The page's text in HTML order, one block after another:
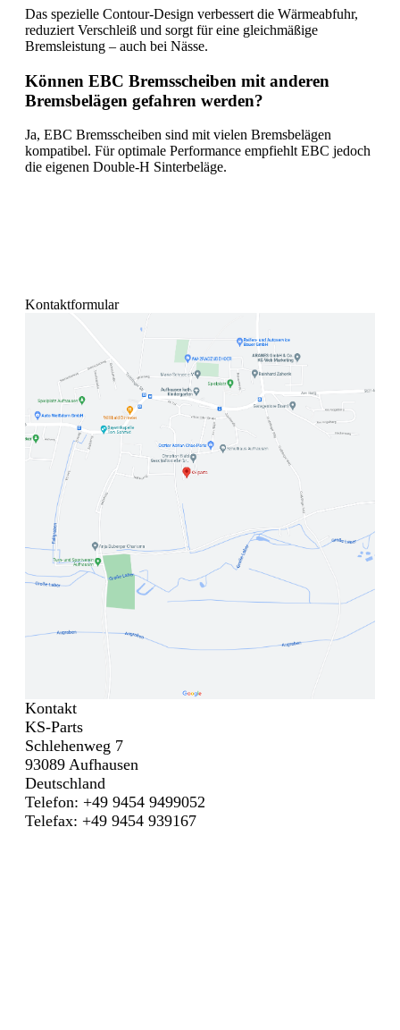
Das spezielle Contour-Design verbessert die Wärmeabfuhr,
reduziert Verschleiß und sorgt für eine gleichmäßige
Bremsleistung – auch bei Nässe.
Können EBC Bremsscheiben mit anderen
Bremsbelägen gefahren werden?
Ja, EBC Bremsscheiben sind mit vielen Bremsbelägen
kompatibel. Für optimale Performance empfiehlt EBC jedoch
die eigenen Double-H Sinterbeläge.
Kontaktformular
Kontakt
KS-Parts
Schlehenweg 7
93089 Aufhausen
Deutschland
Telefon: +49 9454 9499052
Telefax: +49 9454 939167